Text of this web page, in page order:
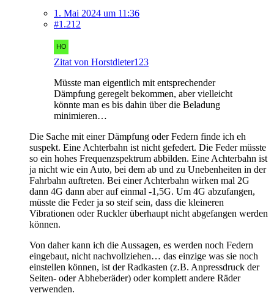
1. Mai 2024 um 11:36
#1.212
Zitat von Horstdieter123
Müsste man eigentlich mit entsprechender
Dämpfung geregelt bekommen, aber vielleicht
könnte man es bis dahin über die Beladung
minimieren…
Die Sache mit einer Dämpfung oder Federn finde ich eh
suspekt. Eine Achterbahn ist nicht gefedert. Die Feder müsste
so ein hohes Frequenzspektrum abbilden. Eine Achterbahn ist
ja nicht wie ein Auto, bei dem ab und zu Unebenheiten in der
Fahrbahn auftreten. Bei einer Achterbahn wirken mal 2G
dann 4G dann aber auf einmal -1,5G. Um 4G abzufangen,
müsste die Feder ja so steif sein, dass die kleineren
Vibrationen oder Ruckler überhaupt nicht abgefangen werden
können.
Von daher kann ich die Aussagen, es werden noch Federn
eingebaut, nicht nachvollziehen… das einzige was sie noch
einstellen können, ist der Radkasten (z.B. Anpressdruck der
Seiten- oder Abheberäder) oder komplett andere Räder
verwenden.